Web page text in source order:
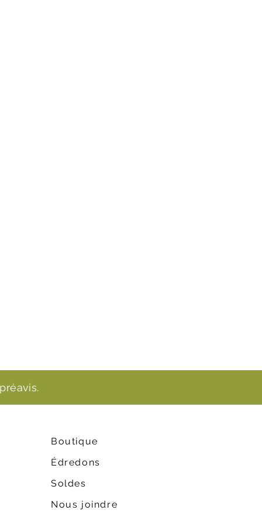
Boutique
Édredons
Soldes
Nous joindre